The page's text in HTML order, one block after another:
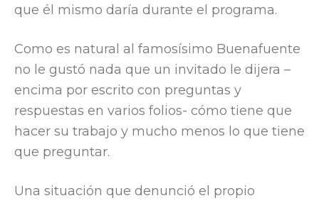
que él mismo daría durante el programa.
Como es natural al famosísimo Buenafuente
no le gustó nada que un invitado le dijera –
encima por escrito con preguntas y
respuestas en varios folios- cómo tiene que
hacer su trabajo y mucho menos lo que tiene
que preguntar.
Una situación que denunció el propio